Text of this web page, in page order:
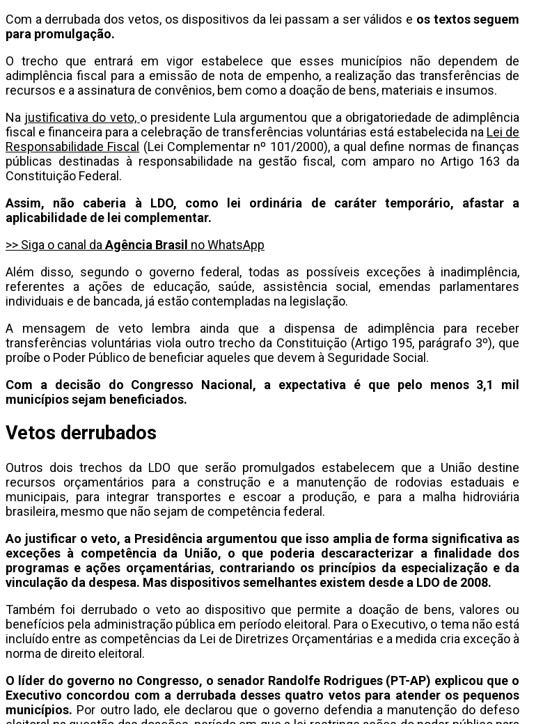
Com a derrubada dos vetos, os dispositivos da lei passam a ser válidos e os textos seguem
para promulgação.
O trecho que entrará em vigor estabelece que esses municípios não dependem de
adimplência fiscal para a emissão de nota de empenho, a realização das transferências de
recursos e a assinatura de convênios, bem como a doação de bens, materiais e insumos.
Na justificativa do veto, o presidente Lula argumentou que a obrigatoriedade de adimplência
fiscal e financeira para a celebração de transferências voluntárias está estabelecida na Lei de
Responsabilidade Fiscal (Lei Complementar nº 101/2000), a qual define normas de finanças
públicas destinadas à responsabilidade na gestão fiscal, com amparo no Artigo 163 da
Constituição Federal.
Assim, não caberia à LDO, como lei ordinária de caráter temporário, afastar a
aplicabilidade de lei complementar.
>> Siga o canal da Agência Brasil no WhatsApp
Além disso, segundo o governo federal, todas as possíveis exceções à inadimplência,
referentes a ações de educação, saúde, assistência social, emendas parlamentares
individuais e de bancada, já estão contempladas na legislação.
A mensagem de veto lembra ainda que a dispensa de adimplência para receber
transferências voluntárias viola outro trecho da Constituição (Artigo 195, parágrafo 3º), que
proíbe o Poder Público de beneficiar aqueles que devem à Seguridade Social.
Com a decisão do Congresso Nacional, a expectativa é que pelo menos 3,1 mil
municípios sejam beneficiados.
Vetos derrubados
Outros dois trechos da LDO que serão promulgados estabelecem que a União destine
recursos orçamentários para a construção e a manutenção de rodovias estaduais e
municipais, para integrar transportes e escoar a produção, e para a malha hidroviária
brasileira, mesmo que não sejam de competência federal.
Ao justificar o veto, a Presidência argumentou que isso amplia de forma significativa as
exceções à competência da União, o que poderia descaracterizar a finalidade dos
programas e ações orçamentárias, contrariando os princípios da especialização e da
vinculação da despesa. Mas dispositivos semelhantes existem desde a LDO de 2008.
Também foi derrubado o veto ao dispositivo que permite a doação de bens, valores ou
benefícios pela administração pública em período eleitoral. Para o Executivo, o tema não está
incluído entre as competências da Lei de Diretrizes Orçamentárias e a medida cria exceção à
norma de direito eleitoral.
O líder do governo no Congresso, o senador Randolfe Rodrigues (PT-AP) explicou que o
Executivo concordou com a derrubada desses quatro vetos para atender os pequenos
municípios. Por outro lado, ele declarou que o governo defendia a manutenção do defeso